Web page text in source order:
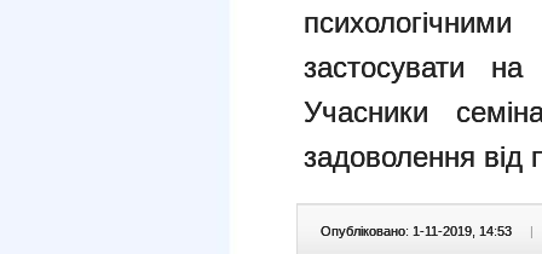
застосувати
Учасники
задоволення від
Опубліковано: 1-11-2019, 14:53 |